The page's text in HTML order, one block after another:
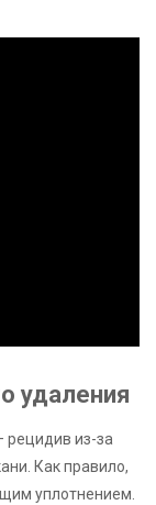
удаления
рецидив из-за
Как правило,
уплотнением.